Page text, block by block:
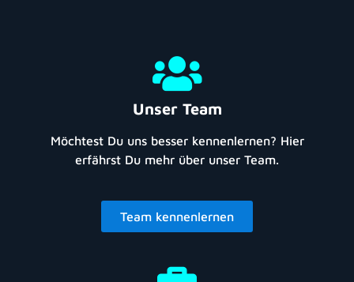
Unser Team
Möchtest Du uns besser kennenlernen? Hier
erfährst Du mehr über unser Team.
Team kennenlernen